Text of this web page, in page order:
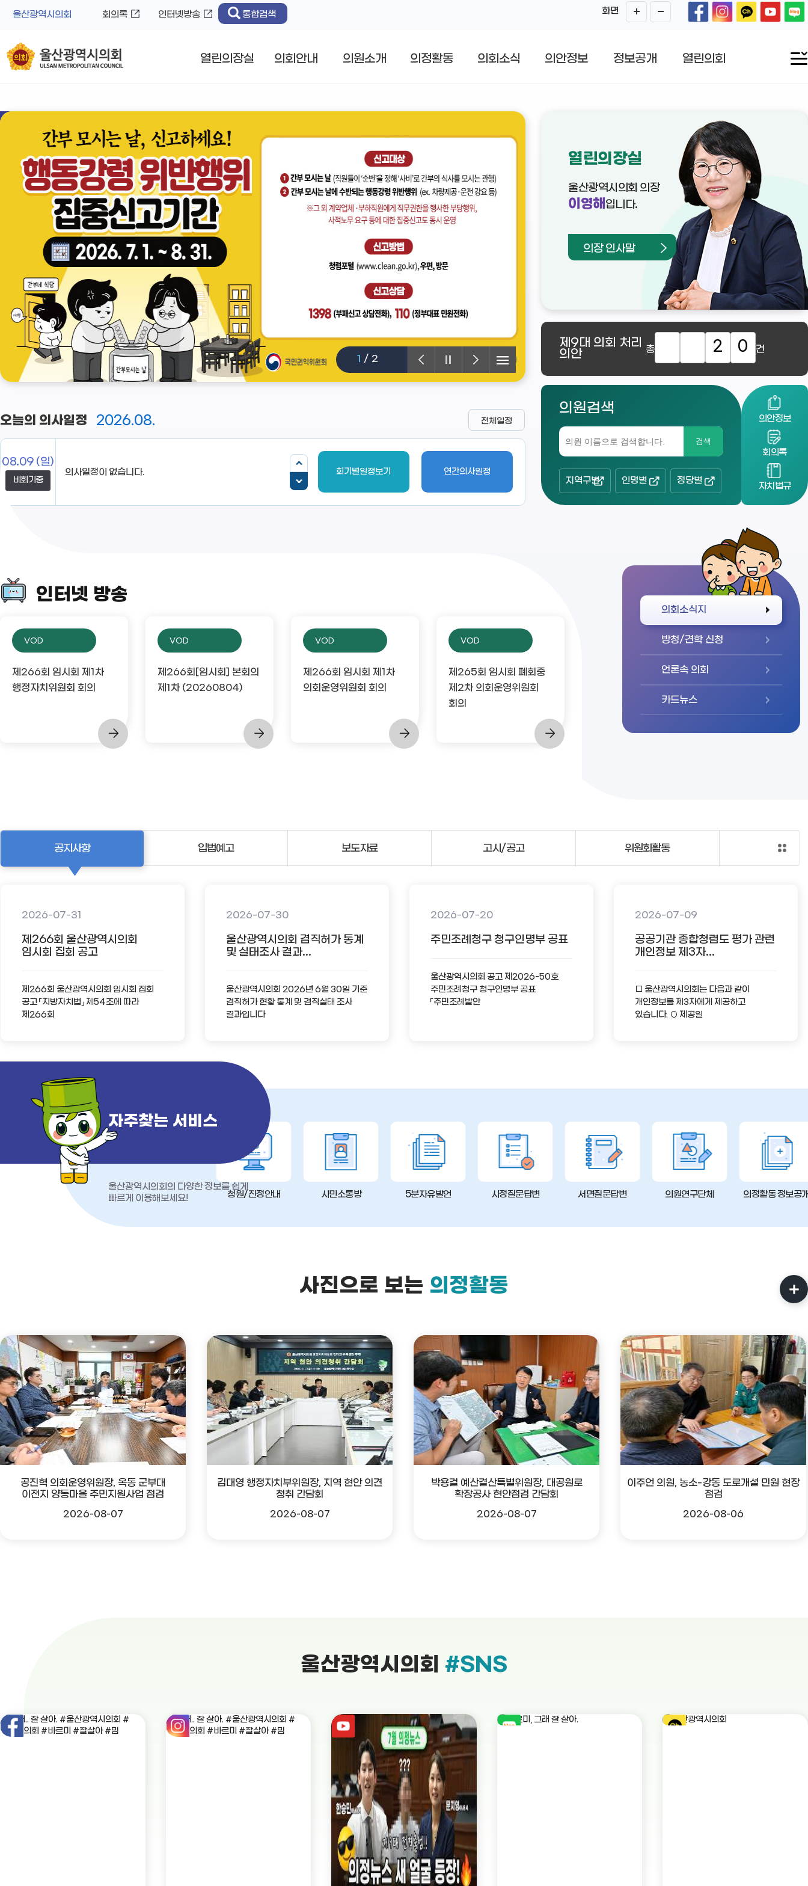
울산광역시의회 회의록 인터넷방송 통합검색 화면
열린의장실 의회안내 의원소개 의정활동 의회소식 의안정보 정보공개 열린의회
1 / 2
열린의장실
울산광역시의회 의장
이영해 입니다.
의장 인사말
제9대 의회 처리
의안 총 2 0 건
오늘의 의사일정 2026.08.
08.09 (일)
비회기중
회기별일정보기 연간의사일정
전체일정
의원검색
검색
지역구별 인명별 정당별
의안정보
회의록
자치법규
인터넷 방송
VOD
제266회 임시회 제1차
행정자치위원회 회의
VOD
제266회[임시회] 본회의
제1차 (20260804)
VOD
제266회 임시회 제1차
의회운영위원회 회의
VOD
제265회 임시회 폐회중
제2차 의회운영위원회
회의
의회소식지
방청/견학 신청
언론속 의회
카드뉴스
공지사항
2026-07-31
제266회 울산광역시의회
임시회 집회 공고
제266회 울산광역시의회 임시회 집회
공고 「지방자치법」 제54조에 따라
제266회
2026-07-30
울산광역시의회 겸직허가 통계
및 실태조사 결과...
울산광역시의회 2026년 6월 30일 기준
겸직허가 현황 통계 및 겸직실태 조사
결과입니다
2026-07-20
주민조례청구 청구인명부 공표
울산광역시의회 공고 제2026-50호
주민조례청구 청구인명부 공표
「주민조례발안
2026-07-09
공공기관 종합청렴도 평가 관련
개인정보 제3자...
□ 울산광역시의회는 다음과 같이
개인정보를 제3자에게 제공하고
있습니다. ○ 제공일
입법예고 보도자료 고시/공고 위원회활동
자주찾는 서비스
울산광역시의회의 다양한 정보를 쉽게
빠르게 이용해보세요!
청원/진정안내 시민소통방 5분자유발언 시정질문답변 서면질문답변 의원연구단체 의정활동 정보공
사진으로 보는 의정활동
공진혁 의회운영위원장, 옥동 군부대
이전지 양동마을 주민지원사업 점검
2026-08-07
김대영 행정자치부위원장, 지역 현안 의견
청취 간담회
2026-08-07
박용걸 예산결산특별위원장, 대공원로
확장공사 현안점검 간담회
2026-08-07
이주언 의원, 농소-강동 도로개설 민원 현장
점검
2026-08-06
울산광역시의회 #SNS